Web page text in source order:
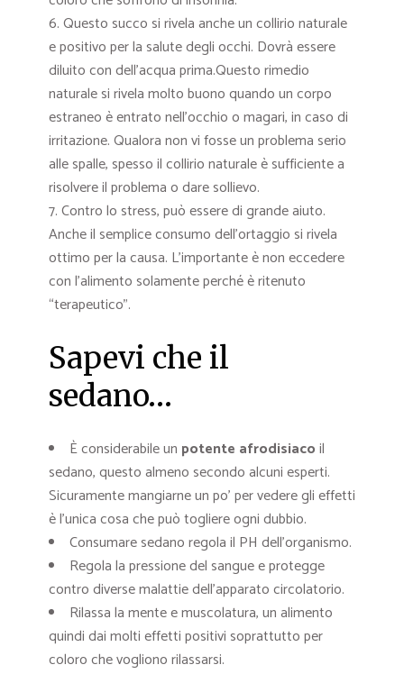
Questo succo si rivela anche un collirio naturale
e positivo per la salute degli occhi. Dovrà essere
diluito con dell’acqua prima.Questo rimedio
naturale si rivela molto buono quando un corpo
estraneo è entrato nell’occhio o magari, in caso di
irritazione. Qualora non vi fosse un problema serio
alle spalle, spesso il collirio naturale è sufficiente a
risolvere il problema o dare sollievo.
Contro lo stress, può essere di grande aiuto.
Anche il semplice consumo dell’ortaggio si rivela
ottimo per la causa. L’importante è non eccedere
con l’alimento solamente perché è ritenuto
“terapeutico”.
Sapevi che il
sedano…
È considerabile un potente afrodisiacoil
sedano, questo almeno secondo alcuni esperti.
Sicuramente mangiarne un po’ per vedere gli effetti
è l’unica cosa che può togliere ogni dubbio.
Consumare sedano regola il PH dell’organismo.
Regola la pressione del sangue e protegge
contro diverse malattie dell’apparato circolatorio.
Rilassa la mente e muscolatura, un alimento
quindi dai molti effetti positivi soprattutto per
coloro che vogliono rilassarsi.